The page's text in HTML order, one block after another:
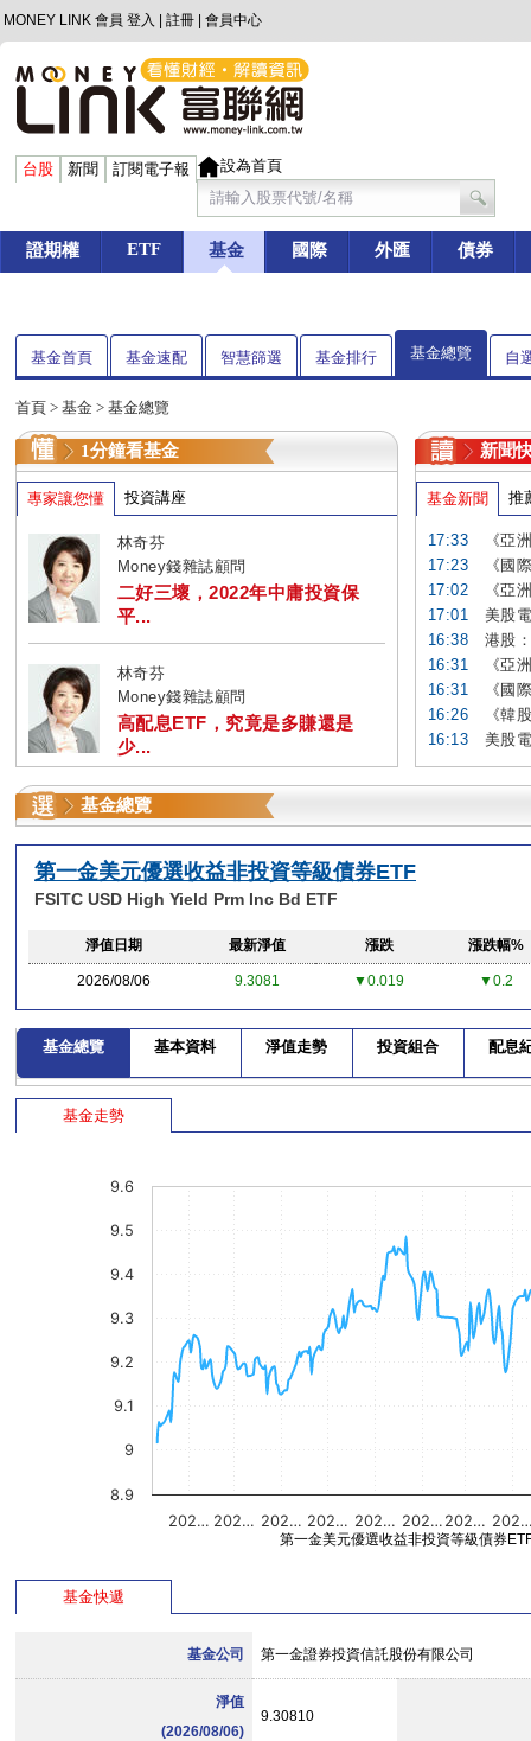
MONEY LINK 會員 登入 註冊 會員中心
台股 新聞 訂閱電子報 設為首頁
證期權 ETF 基金 國際 外匯 債券
基金首頁 基金速配 智慧篩選 基金排行 基金總覽 自
首頁 > 基金 > 基金總覽
1分鐘看基金
專家讓您懂 投資講座
林奇芬
Money錢雜誌顧問
二好三壞，2022年中庸投資保
平...
林奇芬
Money錢雜誌顧問
高配息ETF，究竟是多賺還是
少...
新聞
基金新聞 推
17:33
《亞
17:23
《國
17:02
《亞
17:01
美股
16:38
港股
16:31
《亞
16:31
《國
16:26
《韓
16:13
美股
基金總覽
第一金美元優選收益非投資等級債券ETF
FSITC USD High Yield Prm Inc Bd ETF
淨值日期 最新淨值 漲跌 漲跌幅%
2026/08/06 9.3081 ▼0.019 ▼0.2
基金總覽 基本資料 淨值走勢 投資組合 配息
基金走勢
202… 202… 202… 202… 202… 202… 202…
8.9
9
9.1
9.2
9.3
9.4
9.5
9.6
第一金美元優選收益非投資等級債券
基金快遞
基金公司 第一金證券投資信託股份有限公司
淨值
(2026/08/06)
9.30810